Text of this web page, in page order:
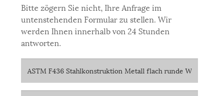
Bitte zögern Sie nicht, Ihre Anfrage im
untenstehenden Formular zu stellen. Wir
werden Ihnen innerhalb von 24 Stunden
antworten.